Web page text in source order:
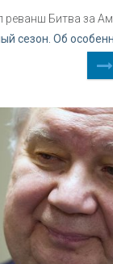
реванш Битва за
сезон. Об